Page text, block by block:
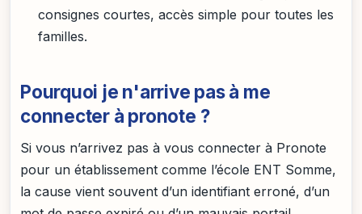
consignes courtes, accès simple pour toutes les
familles.
Pourquoi je n'arrive pas à me
connecter à pronote ?
Si vous n’arrivez pas à vous connecter à Pronote
pour un établissement comme l’école ENT Somme,
la cause vient souvent d’un identifiant erroné, d’un